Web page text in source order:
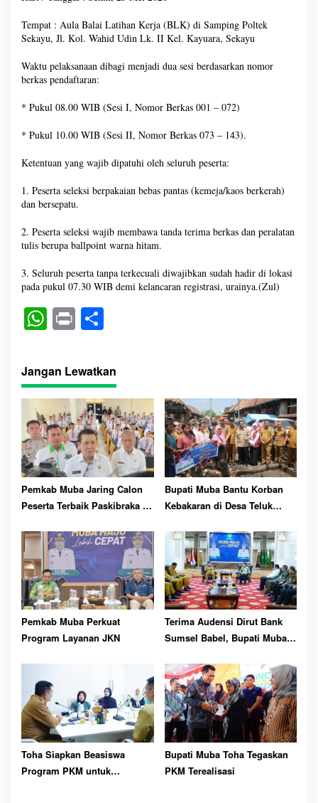
Tempat : Aula Balai Latihan Kerja (BLK) di Samping Poltek
Sekayu, Jl. Kol. Wahid Udin Lk. II Kel. Kayuara, Sekayu
Waktu pelaksanaan dibagi menjadi dua sesi berdasarkan nomor
berkas pendaftaran:
* Pukul 08.00 WIB (Sesi I, Nomor Berkas 001 – 072)
* Pukul 10.00 WIB (Sesi II, Nomor Berkas 073 – 143).
Ketentuan yang wajib dipatuhi oleh seluruh peserta:
1. Peserta seleksi berpakaian bebas pantas (kemeja/kaos berkerah)
dan bersepatu.
2. Peserta seleksi wajib membawa tanda terima berkas dan peralatan
tulis berupa ballpoint warna hitam.
3. Seluruh peserta tanpa terkecuali diwajibkan sudah hadir di lokasi
pada pukul 07.30 WIB demi kelancaran registrasi, urainya.(Zul)
W
ts
A
pp
Pr
t re
Jangan Lewatkan
Pemkab Muba Jaring Calon
Peserta Terbaik Paskibraka ke
Bupati Muba Bantu Korban
Kebakaran di Desa Teluk
Pemkab Muba Perkuat
Program Layanan JKN
Terima Audensi Dirut Bank
Sumsel Babel, Bupati Muba
Pembangunan Daerah
Toha Siapkan Beasiswa
Program PKM untuk
Bupati Muba Toha Tegaskan
PKM Terealisasi